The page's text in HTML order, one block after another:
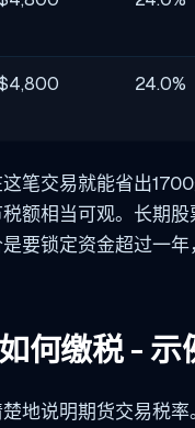
24.0%
笔交易就能省出
额相当可观。长期股
要锁定资金超过一年
何缴税 - 示
地说明期货交易税